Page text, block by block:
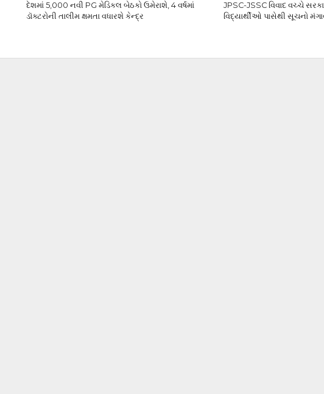
દેશમાં 5,000 નવી PG મેડિકલ બેઠકો ઉમેરાશે, 4 વર્ષમાં
ડૉક્ટરોની તાલીમ ક્ષમતા વધારશે કેન્દ્ર
JPSC-JSSC વિવાદ વચ્ચે
વિદ્યાર્થીઓ પાસેથી સૂચનો